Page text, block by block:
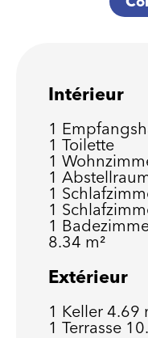
Intérieur
1
1 Toilette
1
1
1
1
1
8.34 m²
Extérieur
1 Keller 4.69
1 Terrasse